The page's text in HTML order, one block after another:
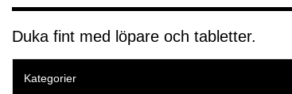
Duka fint med löpare och tabletter.
Kategorier